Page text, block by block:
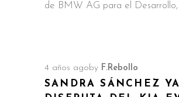
de BMW AG para el Desarrollo,
4 años agoby F.Rebollo
SANDRA SÁNCHEZ YA